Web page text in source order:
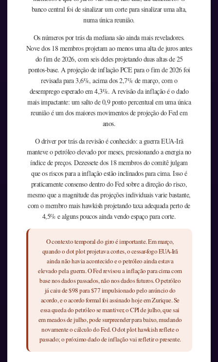
banco central foi de sinalizar um corte para sinalizar uma alta,
numa única reunião.
Os números por trás da mediana são ainda mais reveladores.
Nove dos 18 membros projetam ao menos uma alta de juros antes
do fim de 2026, com seis deles projetando duas altas de 25
pontos-base. A projeção de inflação PCE para o fim de 2026 foi
revisada para 3,6%, acima dos 2,7% de março, com o
desemprego esperado em 4,3%. A revisão da inflação é o dado
mais impactante: um salto de 0,9 ponto percentual em uma única
reunião é um dos maiores movimentos de projeção do Fed em
anos.
O driver por trás da revisão é conhecido: a guerra EUA-Irã
manteve o petróleo elevado por meses, pressionando a energia no
índice de preços. Dezessete dos 18 membros do comitê julgam
que os riscos para a inflação estão inclinados para cima. Isso é
praticamente consenso dentro do Fed sobre a direção do risco,
mesmo que a magnitude das projeções individuais varie bastante,
com o membro mais hawkish projetando taxa adequada perto de
4,5% e alguns poucos ainda vendo espaço para corte.
O contexto temporal do giro é importante. Em março,
quando o dot plot projetava cortes, o cessar-fogo EUA-Irã
ainda não havia acontecido e o petróleo ainda estava
elevado pela guerra. O Fed revisou a inflação para cima com
base nos dados passados, não nos dados futuros. O petróleo
já caiu de $98 para $77 impulsionado pelo anúncio do
acordo, e o acordo formal foi assinado hoje em Zurique. Se
essa queda do petróleo se mantiver, o CPI de julho, que sai
em meados de julho, pode surpreender para baixo, mudando
novamente o cálculo do Fed. O dot plot hawkish reflete o
passado; o próximo dado de inflação vai refletir o presente.